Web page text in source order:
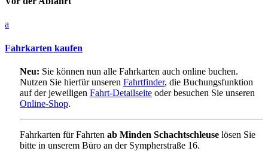
a
Fahrkarten kaufen
Neu: Sie können nun alle Fahrkarten auch online buchen.
Nutzen Sie hierfür unseren Fahrtfinder, die Buchungsfunktion
auf der jeweiligen Fahrt-Detailseite oder besuchen Sie unseren
Online-Shop.
Fahrkarten für Fahrten ab Minden Schachtschleuse lösen Sie
bitte in unserem Büro an der Sympherstraße 16.